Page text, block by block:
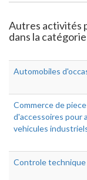
Autres activités
dans la
Automobiles
Commerce de
d'accessoires pour
vehicules
Controle technique